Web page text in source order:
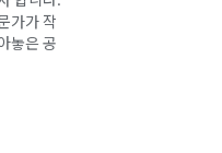
가가 작
놓은 공